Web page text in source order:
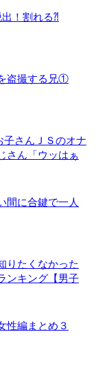
！割れる⁈
盗撮する兄①
子さんＪＳのオナ
さん「ウッはぁ
間に合鍵で一人
りたくなかった
ンキング【男子
性編まとめ３